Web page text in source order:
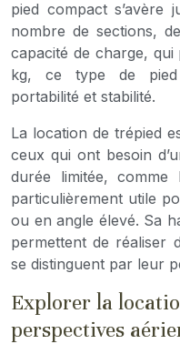
pied compact s’avère
nombre de sections,
capacité de charge,
kg, ce type de
portabilité et stabilité.
La location de trépied
ceux qui ont besoin
durée limitée,
particulièrement utile
ou en angle élevé. Sa
permettent de réaliser
se distinguent par leur
Explorer la
perspectives